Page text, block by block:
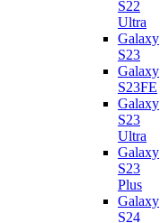
S22
Ultra
Galaxy
S23
Galaxy
S23FE
Galaxy
S23
Ultra
Galaxy
S23
Plus
Galaxy
S24